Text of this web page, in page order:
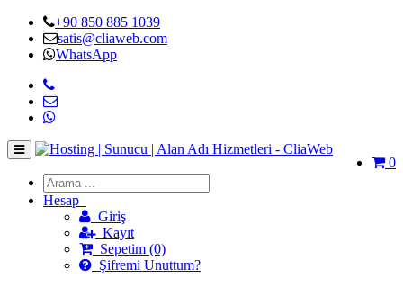
+90 850 885 1039
satis@cliaweb.com
WhatsApp
0
Hesap
Giriş
Kayıt
Sepetim (0)
Şifremi Unuttum?